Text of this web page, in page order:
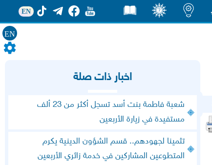
EN
EN
اخبار ذات صلة
شعبة فاطمة بنت أسد تسجل أكثر من 23 ألف
مستفيدة في زيارة الأربعين
تثمينا لجهودهم.. قسم الشؤون الدينية يكرم
المتطوعين المشاركين في خدمة زائري الأربعين